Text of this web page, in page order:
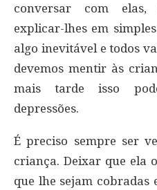
conversar com elas,
explicar-lhes em
algo inevitável e todos
devemos mentir às
mais tarde isso
depressões.
É preciso sempre ser
criança. Deixar que ela
que lhe sejam cobradas